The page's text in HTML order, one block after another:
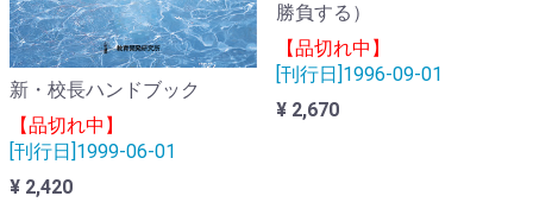
新・校長ハンドブック
【品切れ中】
[刊行日]1999-06-01
¥ 2,420
勝負する）
【品切れ中】
[刊行日]1996-09-01
¥ 2,670